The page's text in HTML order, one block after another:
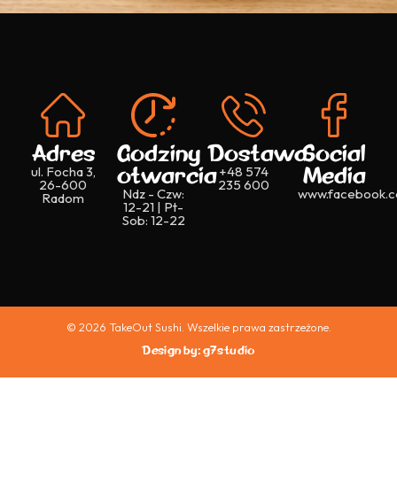
Adres
ul. Focha 3,
26-600
Radom
Godziny
otwarcia
Ndz - Czw:
12-21 | Pt-
Sob: 12-22
Dostawa
+48 574
235 600
Social
Media
© 2026 TakeOut Sushi. Wszelkie prawa zastrzeżone.
Design by: g7studio